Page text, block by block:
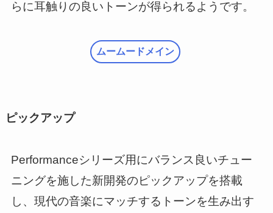
らに耳触りの良いトーンが得られるようです。
ムームードメイン
ピックアップ
Performanceシリーズ用にバランス良いチュー
ニングを施した新開発のピックアップを搭載
し、現代の音楽にマッチするトーンを生み出す